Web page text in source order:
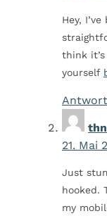
Hey,
think
yourself
21. Mai
Just
hooked.
my